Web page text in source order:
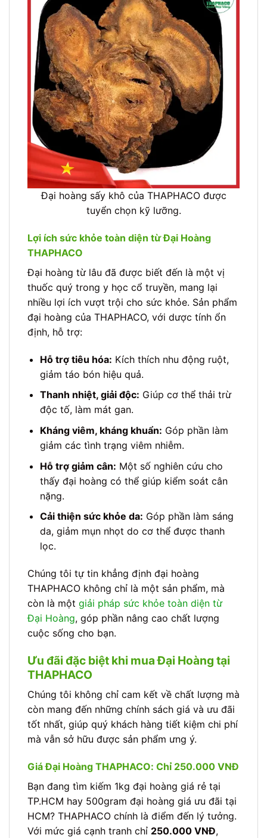
Đại hoàng sấy khô của THAPHACO được
tuyển chọn kỹ lưỡng.
Lợi ích sức khỏe toàn diện từ Đại Hoàng
THAPHACO
Đại hoàng từ lâu đã được biết đến là một vị
thuốc quý trong y học cổ truyền, mang lại
nhiều lợi ích vượt trội cho sức khỏe. Sản phẩm
đại hoàng của THAPHACO, với dược tính ổn
định, hỗ trợ:
Hỗ trợ tiêu hóa: Kích thích nhu động ruột,
giảm táo bón hiệu quả.
Thanh nhiệt, giải độc: Giúp cơ thể thải trừ
độc tố, làm mát gan.
Kháng viêm, kháng khuẩn: Góp phần làm
giảm các tình trạng viêm nhiễm.
Hỗ trợ giảm cân: Một số nghiên cứu cho
thấy đại hoàng có thể giúp kiểm soát cân
nặng.
Cải thiện sức khỏe da: Góp phần làm sáng
da, giảm mụn nhọt do cơ thể được thanh
lọc.
Chúng tôi tự tin khẳng định đại hoàng
THAPHACO không chỉ là một sản phẩm, mà
còn là một giải pháp sức khỏe toàn diện từ
Đại Hoàng, góp phần nâng cao chất lượng
cuộc sống cho bạn.
Ưu đãi đặc biệt khi mua Đại Hoàng tại
THAPHACO
Chúng tôi không chỉ cam kết về chất lượng mà
còn mang đến những chính sách giá và ưu đãi
tốt nhất, giúp quý khách hàng tiết kiệm chi phí
mà vẫn sở hữu được sản phẩm ưng ý.
Giá Đại Hoàng THAPHACO: Chỉ 250.000 VNĐ
Bạn đang tìm kiếm 1kg đại hoàng giá rẻ tại
TP.HCM hay 500gram đại hoàng giá ưu đãi tại
HCM? THAPHACO chính là điểm đến lý tưởng.
Với mức giá cạnh tranh chỉ 250.000 VNĐ,